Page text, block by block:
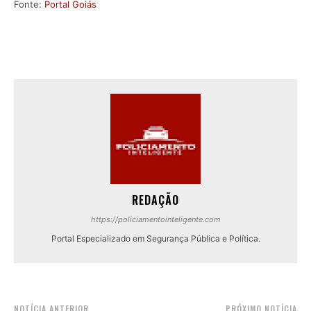
Fonte: Portal Goiás
REDAÇÃO
https://policiamentointeligente.com
Portal Especializado em Segurança Pública e Política.